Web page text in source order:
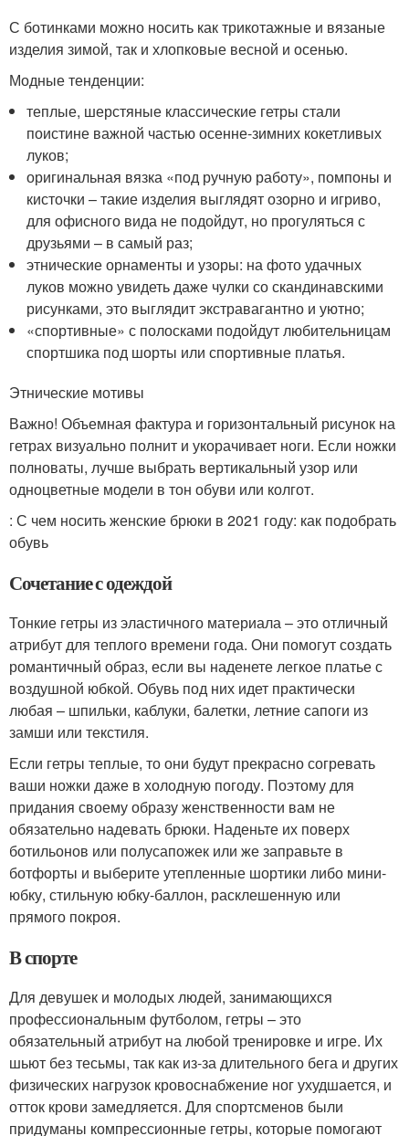
С ботинками можно носить как трикотажные и вязаные
изделия зимой, так и хлопковые весной и осенью.
Модные тенденции:
теплые, шерстяные классические гетры стали
поистине важной частью осенне-зимних кокетливых
луков;
оригинальная вязка «под ручную работу», помпоны и
кисточки – такие изделия выглядят озорно и игриво,
для офисного вида не подойдут, но прогуляться с
друзьями – в самый раз;
этнические орнаменты и узоры: на фото удачных
луков можно увидеть даже чулки со скандинавскими
рисунками, это выглядит экстравагантно и уютно;
«спортивные» с полосками подойдут любительницам
спортшика под шорты или спортивные платья.
Этнические мотивы
Важно! Объемная фактура и горизонтальный рисунок на
гетрах визуально полнит и укорачивает ноги. Если ножки
полноваты, лучше выбрать вертикальный узор или
одноцветные модели в тон обуви или колгот.
: С чем носить женские брюки в 2021 году: как подобрать
обувь
Сочетание с одеждой
Тонкие гетры из эластичного материала – это отличный
атрибут для теплого времени года. Они помогут создать
романтичный образ, если вы наденете легкое платье с
воздушной юбкой. Обувь под них идет практически
любая – шпильки, каблуки, балетки, летние сапоги из
замши или текстиля.
Если гетры теплые, то они будут прекрасно согревать
ваши ножки даже в холодную погоду. Поэтому для
придания своему образу женственности вам не
обязательно надевать брюки. Наденьте их поверх
ботильонов или полусапожек или же заправьте в
ботфорты и выберите утепленные шортики либо мини-
юбку, стильную юбку-баллон, расклешенную или
прямого покроя.
В спорте
Для девушек и молодых людей, занимающихся
профессиональным футболом, гетры – это
обязательный атрибут на любой тренировке и игре. Их
шьют без тесьмы, так как из-за длительного бега и других
физических нагрузок кровоснабжение ног ухудшается, и
отток крови замедляется. Для спортсменов были
придуманы компрессионные гетры, которые помогают